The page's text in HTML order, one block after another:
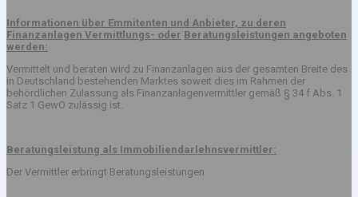
Informationen über Emmitenten und Anbieter, zu deren
Finanzanlagen Vermittlungs- oder Beratungsleistungen angeboten
werden:
Vermittelt und beraten wird zu Finanzanlagen aus der gesamten Breite des
in Deutschland bestehenden Marktes soweit dies im Rahmen der
behördlichen Zulassung als Finanzanlagenvermittler gemäß § 34 f Abs. 1
Satz 1 GewO zulässig ist.
Beratungsleistung als Immobiliendarlehnsvermittler:
Der Vermittler erbringt Beratungsleistungen